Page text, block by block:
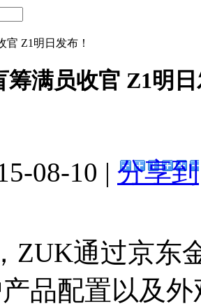
满员收官 Z1明
08-10 | 分享到
ZUK通过京东
品配置以及